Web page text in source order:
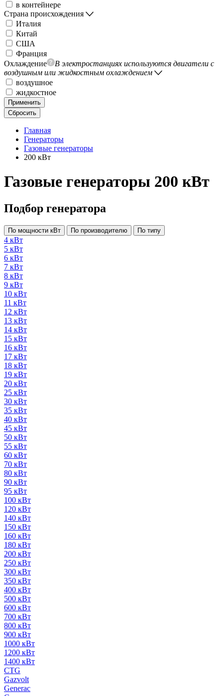
в контейнере
Страна происхождения
Италия
Китай
США
Франция
Охлаждение
В электростанциях используются двигатели с
воздушным или жидкостным охлаждением
воздушное
жидкостное
Применить
Сбросить
Главная
Генераторы
Газовые генераторы
200 кВт
Газовые генераторы 200 кВт
Подбор генератора
По мощности кВт По производителю По типу
4 кВт
5 кВт
6 кВт
7 кВт
8 кВт
9 кВт
10 кВт
11 кВт
12 кВт
13 кВт
14 кВт
15 кВт
16 кВт
17 кВт
18 кВт
19 кВт
20 кВт
25 кВт
30 кВт
35 кВт
40 кВт
45 кВт
50 кВт
55 кВт
60 кВт
70 кВт
80 кВт
90 кВт
95 кВт
100 кВт
120 кВт
140 кВт
150 кВт
160 кВт
180 кВт
200 кВт
250 кВт
300 кВт
350 кВт
400 кВт
500 кВт
600 кВт
700 кВт
800 кВт
900 кВт
1000 кВт
1200 кВт
1400 кВт
CTG
Gazvolt
Generac